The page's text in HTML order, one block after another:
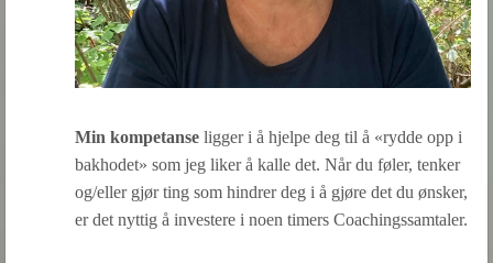
Min kompetanse ligger i å hjelpe deg til å «rydde opp i
bakhodet» som jeg liker å kalle det. Når du føler, tenker
og/eller gjør ting som hindrer deg i å gjøre det du ønsker,
er det nyttig å investere i noen timers Coachingssamtaler.